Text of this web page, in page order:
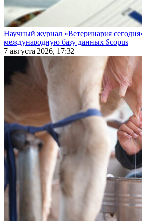
Научный журнал «Ветеринария
международную базу данных Scopus
7 августа 2026, 17:32